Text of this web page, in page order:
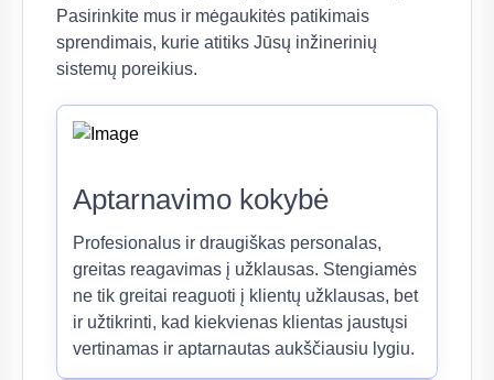
Pasirinkite mus ir mėgaukitės patikimais
sprendimais, kurie atitiks Jūsų inžinerinių
sistemų poreikius.
Aptarnavimo kokybė
Profesionalus ir draugiškas personalas,
greitas reagavimas į užklausas. Stengiamės
ne tik greitai reaguoti į klientų užklausas, bet
ir užtikrinti, kad kiekvienas klientas jaustųsi
vertinamas ir aptarnautas aukščiausiu lygiu.